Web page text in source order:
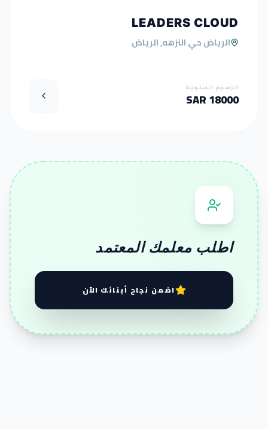
LEADERS CLOUD
الرياض حي النزهه, الرياض
الرسوم السنوية
18000 SAR
اطلب معلمك المعتمد
اضمن نجاح أبنائك الآن